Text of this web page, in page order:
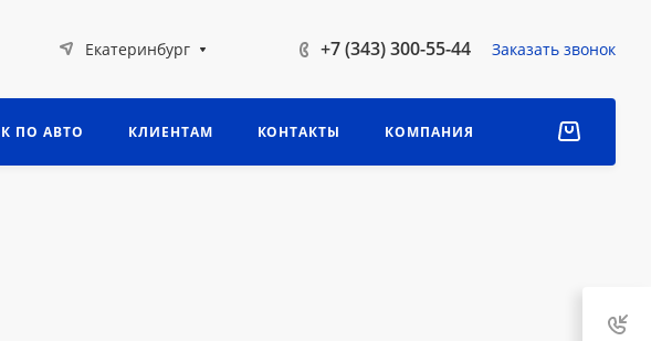
Екатеринбург +7 (343) 300-55-44 Заказать звонок
ПО АВТО КЛИЕНТАМ КОНТАКТЫ КОМПАНИЯ